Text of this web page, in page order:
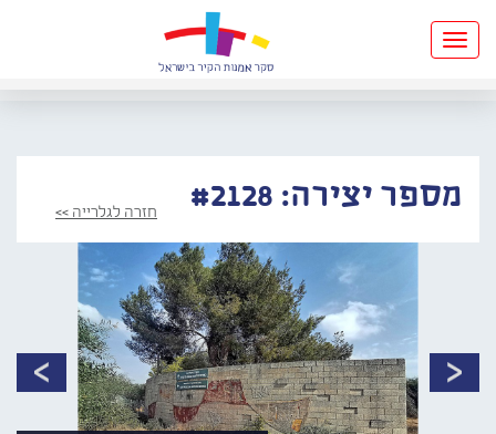
Toggle
navigation
מספר יצירה: #2128 חזרה לגלרייה >>